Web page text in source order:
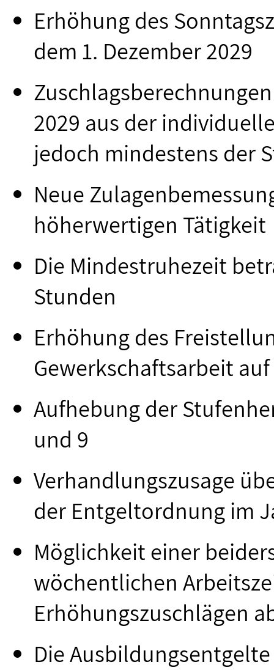
Erhöhung des
dem 1. Dezember 2029
2029 aus der
jedoch mindestens der
Neue
höherwertigen Tätigkeit
Die Mindestruhezeit
Stunden
Erhöhung des
Gewerkschaftsarbeit auf
Aufhebung der
und 9
Verhandlungszusage
der Entgeltordnung im
Möglichkeit einer
wöchentlichen
Erhöhungszuschlägen
Die